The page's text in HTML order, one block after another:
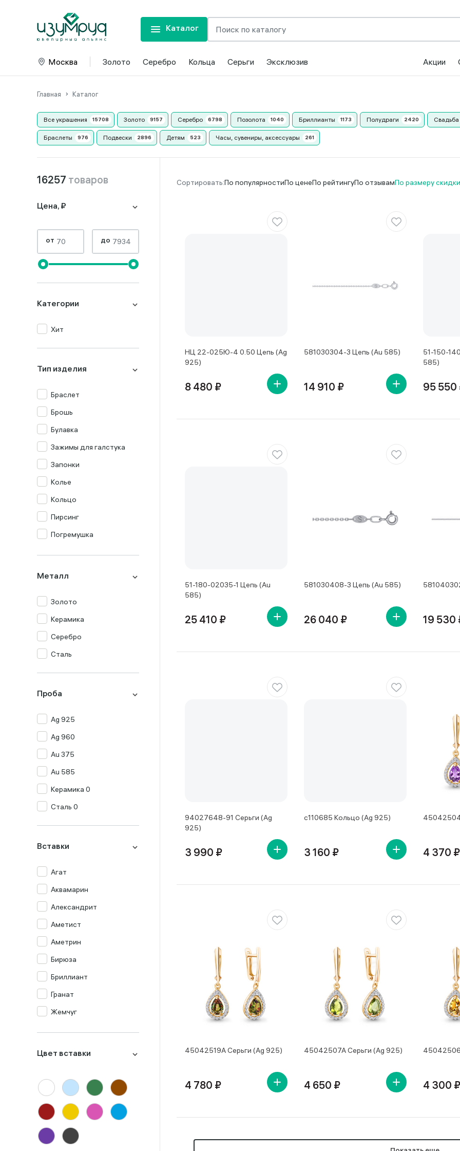
Каталог
Москва Золото Серебро Кольца Серьги Эксклюзив Акции
Главная Каталог
Все украшения Золото Серебро Позолота Бриллианты Полудраги Свадьба
Браслеты Подвески Детям Часы, сувениры, аксессуары
16257 товаров
Цена, ₽
от до
Категории
Хит
Тип изделия
Браслет
Брошь
Булавка
Зажимы для галстука
Запонки
Колье
Кольцо
Пирсинг
Погремушка
Сувенир
Цепь
Часы
Шнур
Металл
Золото
Керамика
Серебро
Сталь
Проба
Ag 925
Ag 960
Au 375
Au 585
Керамика 0
Сталь 0
Вставки
Агат
Аквамарин
Александрит
Аметист
Аметрин
Бирюза
Бриллиант
Гранат
Жемчуг
Коралл
Корунд
Лондон-топаз
Малахит
Цвет вставки
По популярностиПо ценеПо рейтингуПо отзывамПо размеру
НЦ 22-025Ю-4 0.50 Цепь (Ag
925)
8 480 ₽
581030304-3 Цепь (Au 585)
14 910 ₽
51-150-
585)
95 550
51-180-02035-1 Цепь (Au
585)
25 410 ₽
581030408-3 Цепь (Au 585)
26 040 ₽ 19 530
94027648-91 Серьги (Ag
925)
3 990 ₽
с110685 Кольцо (Ag 925)
3 160 ₽ 4 370 ₽
45042519А Серьги (Ag 925)
4 780 ₽
45042507А Серьги (Ag 925)
4 650 ₽ 4 300 ₽